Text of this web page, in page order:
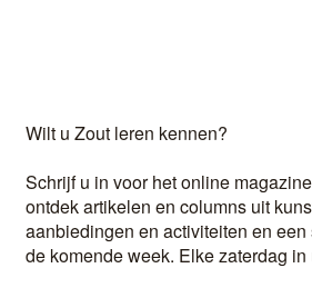
6,60 euro per maand